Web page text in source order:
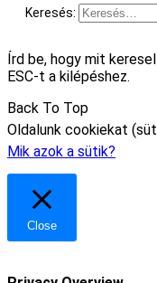
Keresés:
Írd be, hogy mit
ESC-t a kilépéshez.
Back To Top
Oldalunk cookiekat
Mik azok a sütik?
Close